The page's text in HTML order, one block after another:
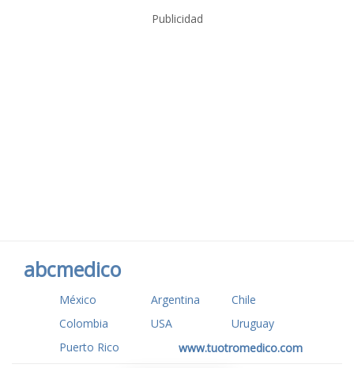
Publicidad
abcmedico
México Argentina
Chile
Colombia
USA
Uruguay
Puerto Rico
www.tuotromedico.com